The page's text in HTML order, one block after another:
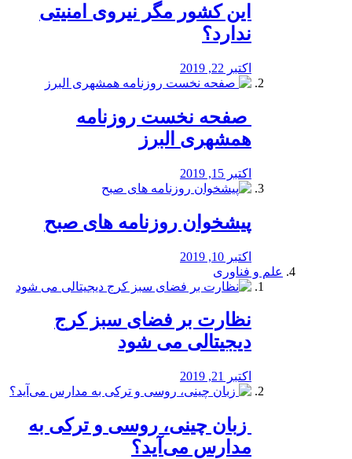
این کشور مگر نیروی امنیتی
ندارد؟
اکتبر 22, 2019
️ صفحه نخست روزنامه‌
همشهری البرز
اکتبر 15, 2019
پیشخوان روزنامه های صبح
اکتبر 10, 2019
علم و فناوری
نظارت بر فضای سبز کرج
دیجیتالی می شود
اکتبر 21, 2019
️ زبان چینی، روسی و ترکی به
مدارس می‌آید؟